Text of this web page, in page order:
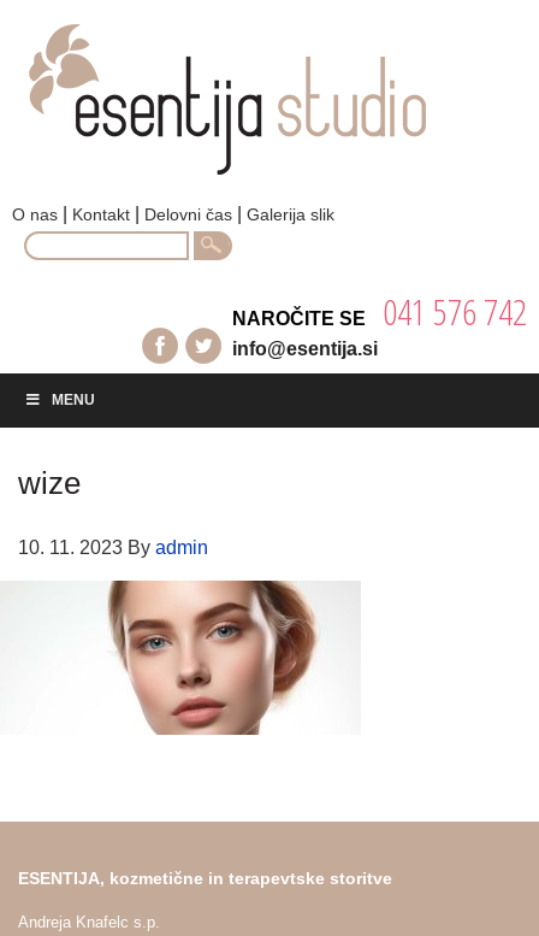
O nas Kontakt Delovni čas Galerija slik
Search
NAROČITE SE 041 576 742
info@esentija.si
MENU
wize
10. 11. 2023 By admin
ESENTIJA, kozmetične in terapevtske storitve
Andreja Knafelc s.p.